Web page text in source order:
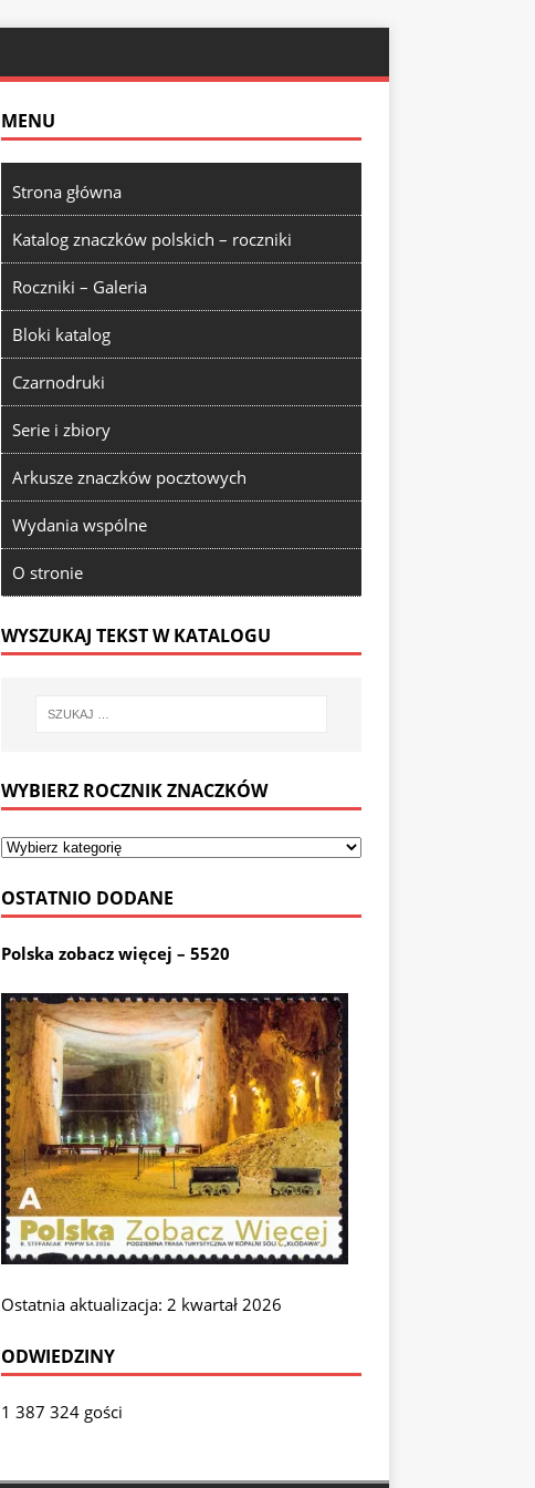
MENU
Strona główna
Katalog znaczków polskich – roczniki
Roczniki – Galeria
Bloki katalog
Czarnodruki
Serie i zbiory
Arkusze znaczków pocztowych
Wydania wspólne
O stronie
WYSZUKAJ TEKST W KATALOGU
WYBIERZ ROCZNIK ZNACZKÓW
OSTATNIO DODANE
Polska zobacz więcej – 5520
Ostatnia aktualizacja: 2 kwartał 2026
ODWIEDZINY
1 387 324 gości